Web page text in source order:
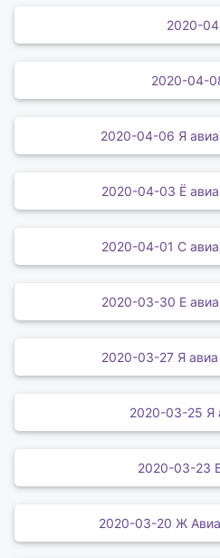
2020-
2020-04-
2020-04-06 Я авиа
2020-04-03 Ё авиа
2020-04-01 С авиа
2020-03-30 Е авиа
2020-03-27 Я авиа
2020-03-25 Я
2020-03-23
2020-03-20 Ж Авиа